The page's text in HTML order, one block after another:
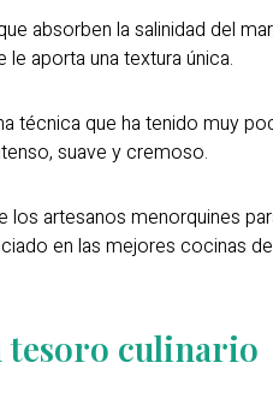
absorben la salinidad del
aporta una textura única.
que ha tenido muy
suave y cremoso.
artesanos menorquines
en las mejores cocinas
tesoro culinario